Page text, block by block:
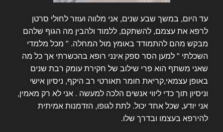
עד היום, במשך שבע שנים, אני מלווה ועוזר לחולי סרטן
לרפא את עצמם, להשתקם, ללמוד ולהבין מה הגוף שלהם
מבקש מהם להתמודד באומץ מול המחלה. " מכל מלמדי
השכלתי " למען הסר ספק אינני רופא בהכשרתי אך כל מה
שאני משתף הוא פרי שילוב של חקירת עומק רבת שנים
באופן עצמאי,קריאת חומר תאורטי רב היקף, ניסיון אישי
וניסיון תוך כדי ליווי אנשים הלכה למעשה . אני לא רק מאמין,
אני יודע, שכל אחד יכול. לתת לגופו, הזדמנות אמיתית
להירפא בעצמו ובדרך שלו.